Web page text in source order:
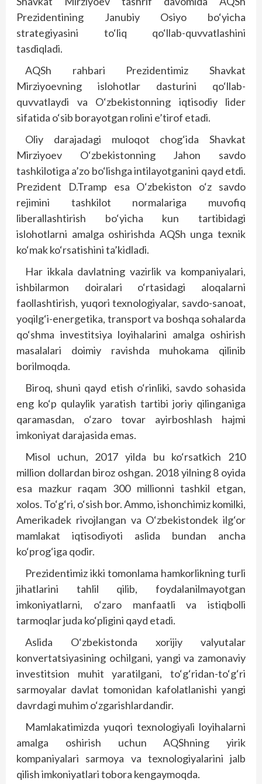
Prezidentining Janubiy Osiyo bo‘yicha
strategiyasini to‘liq qo‘llab-quvvatlashini
tasdiqladi.
AQSh rahbari Prezidentimiz Shavkat
Mirziyoevning islohotlar dasturini qo‘llab-
quvvatlaydi va O‘zbekistonning iqtisodiy lider
sifatida o‘sib borayotgan rolini e’tirof etadi.
Oliy darajadagi muloqot chog‘ida Shavkat
Mirziyoev O‘zbekistonning Jahon savdo
tashkilotiga a’zo bo‘lishga intilayotganini qayd etdi.
Prezident D.Tramp esa O‘zbekiston o‘z savdo
rejimini tashkilot normalariga muvofiq
liberallashtirish bo‘yicha kun tartibidagi
islohotlarni amalga oshirishda AQSh unga texnik
ko‘mak ko‘rsatishini ta’kidladi.
Har ikkala davlatning vazirlik va kompaniyalari,
ishbilarmon doi­ralari o‘rtasidagi aloqalarni
faollashtirish, yuqori texnologiyalar, savdo-sanoat,
yoqilg‘i-energetika, transport va boshqa sohalarda
qo‘shma investitsiya loyihalarini amalga oshirish
masalalari doimiy ravishda muhokama qilinib
borilmoqda.
Biroq, shuni qayd etish o‘rinliki, savdo sohasida
eng ko‘p qulaylik yaratish tartibi joriy qilinganiga
qaramasdan, o‘zaro tovar ayir­boshlash hajmi
imkoniyat darajasida emas.
Misol uchun, 2017 yilda bu ko‘rsatkich 210
million dollardan biroz oshgan. 2018 yilning 8 oyida
esa mazkur raqam 300 millionni tashkil etgan,
xolos. To‘g‘ri, o‘sish bor. Ammo, ishonchimiz komilki,
Amerikadek rivojlangan va O‘zbekistondek ilg‘or
mamlakat iqtisodiyoti aslida bundan ancha
ko‘prog‘iga qodir.
Prezidentimiz ikki tomonlama hamkorlikning turli
jihatlarini tahlil qilib, foydalanilmayotgan
imkoniyatlarni, o‘zaro manfaatli va istiqbolli
tarmoqlar juda ko‘pligini qayd etadi.
Aslida O‘zbekistonda xorijiy valyutalar
konvertatsiyasining ochilgani, yangi va zamonaviy
inves­titsion muhit yaratilgani, to‘g‘ridan-to‘g‘ri
sarmoyalar davlat tomonidan kafolatlanishi yangi
davrdagi muhim o‘zgarishlardandir.
Mamlakatimizda yuqori texnologiyali loyihalarni
amalga oshirish uchun AQShning yirik
kompaniyalari sarmoya va texnologiyalarini jalb
qilish imkoniyatlari tobora kengaymoqda.